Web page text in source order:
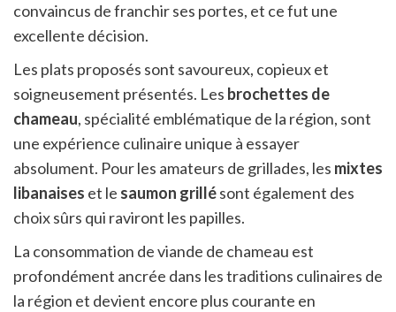
convaincus de franchir ses portes, et ce fut une
excellente décision.
Les plats proposés sont savoureux, copieux et
soigneusement présentés. Les brochettes de
chameau, spécialité emblématique de la région, sont
une expérience culinaire unique à essayer
absolument. Pour les amateurs de grillades, les mixtes
libanaises et le saumon grillésont également des
choix sûrs qui raviront les papilles.
La consommation de viande de chameau est
profondément ancrée dans les traditions culinaires de
la région et devient encore plus courante en